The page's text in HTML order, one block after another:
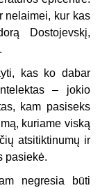
nelaimei, kur kas
Dostojevskį,
kas ko dabar
– jokio
kam pasiseks
kuriame viską
atsitiktinumų ir
pasiekė.
negresia būti